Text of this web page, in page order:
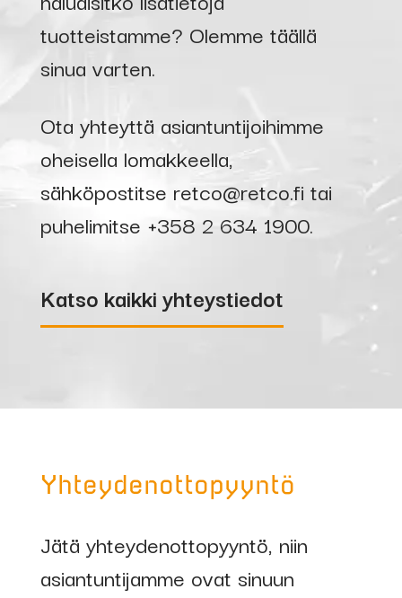
tuotteistamme? Olemme täällä
sinua varten.
Ota yhteyttä asiantuntijoihimme
oheisella lomakkeella,
sähköpostitse retco@retco.fi tai
puhelimitse +358 2 634 1900.
Katso kaikki yhteystiedot
Yhteydenottopyyntö
Jätä yhteydenottopyyntö, niin
asiantuntijamme ovat sinuun